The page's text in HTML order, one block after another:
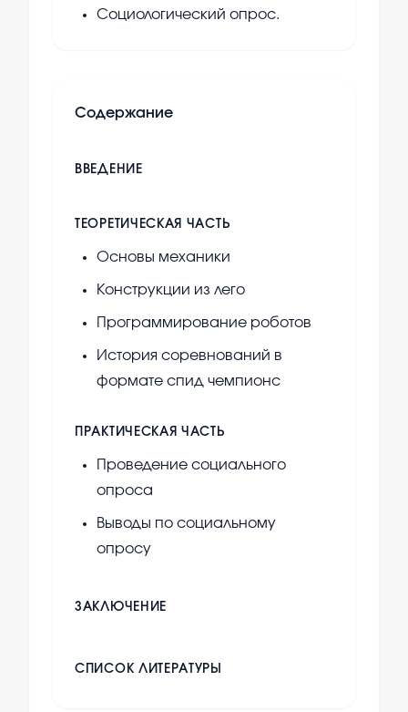
Социологический опрос.
Содержание
ВВЕДЕНИЕ
ТЕОРЕТИЧЕСКАЯ ЧАСТЬ
Основы механики
Конструкции из лего
Программирование роботов
История соревнований в
формате спид чемпионс
ПРАКТИЧЕСКАЯ ЧАСТЬ
Проведение социального
опроса
Выводы по социальному
опросу
ЗАКЛЮЧЕНИЕ
СПИСОК ЛИТЕРАТУРЫ